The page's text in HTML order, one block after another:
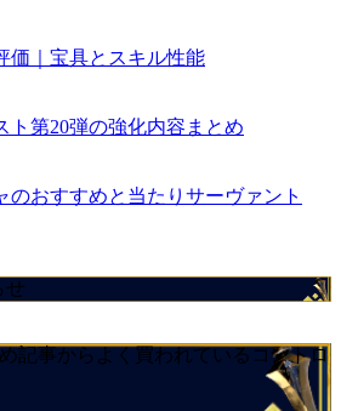
価｜宝具とスキル性能
ト第20弾の強化内容まとめ
のおすすめと当たりサーヴァント
せ
め記事からよく買われているコントロ